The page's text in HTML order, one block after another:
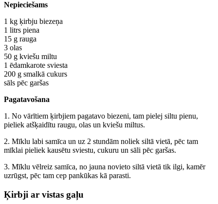
Nepieciešams
1 kg ķirbju biezeņa
1 litrs piena
15 g rauga
3 olas
50 g kviešu miltu
1 ēdamkarote sviesta
200 g smalkā cukurs
sāls pēc garšas
Pagatavošana
1. No vārītiem ķirbjiem pagatavo biezeni, tam pielej siltu pienu,
pieliek atšķaidītu raugu, olas un kviešu miltus.
2. Mīklu labi samīca un uz 2 stundām noliek siltā vietā, pēc tam
mīklai pieliek kausētu sviestu, cukuru un sāli pēc garšas.
3. Mīklu vēlreiz samīca, no jauna novieto siltā vietā tik ilgi, kamēr
uzrūgst, pēc tam cep pankūkas kā parasti.
Ķirbji ar vistas gaļu